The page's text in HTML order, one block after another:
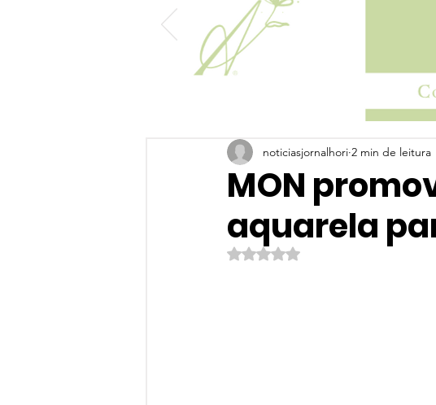
MON
aquarela
noticiasjornalhori 2 min de leitura
Avaliado com NaN de 5 estrelas.